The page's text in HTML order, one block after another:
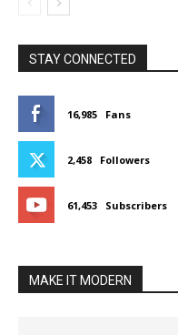
STAY CONNECTED
16,985 Fans
2,458 Followers
61,453 Subscribers
MAKE IT MODERN